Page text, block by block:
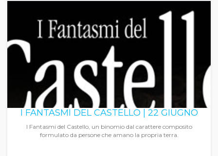
I FANTASMI DEL CASTELLO | 22 GIUGNO
I Fantasmi del Castello, un binomio dal carattere composito
formulato da persone che amano la propria terra.